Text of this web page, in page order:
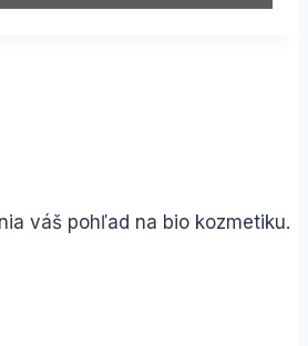
váš pohľad na bio kozmetiku.